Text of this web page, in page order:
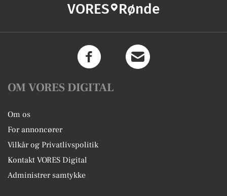
VORES Rønde
OM VORES DIGITAL
Om os
For annoncører
Vilkår og Privatlivspolitik
Kontakt VORES Digital
Administrer samtykke